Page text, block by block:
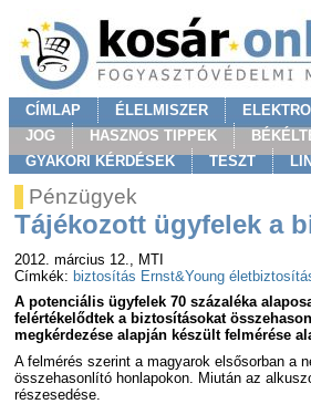
CÍMLAP ÉLELMISZER
JOG
HASZNOS TIPPEK
GYAKORI KÉRDÉSEK
TESZT
Pénzügyek
Tájékozott ügyfelek a
2012. március 12., MTI
Címkék: biztosítás Ernst&Young
A potenciális ügyfelek 70 százaléka
felértékelődtek a biztosításokat
megkérdezése alapján készült felmérése
A felmérés szerint a magyarok elsősorban a
összehasonlító honlapokon. Miután az
részesedése.